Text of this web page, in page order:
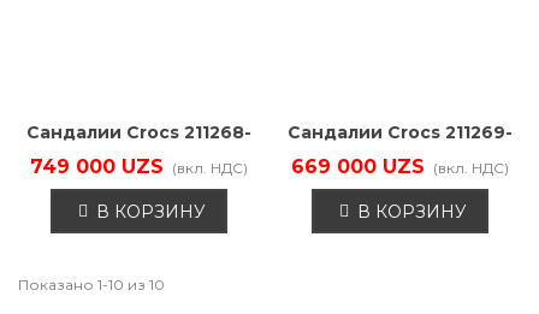
Сандалии Crocs 211268-
001
749 000 UZS (вкл. НДС)
В КОРЗИНУ
Сандалии Crocs 211269-
001
669 000 UZS (вкл. НДС)
В КОРЗИНУ
Показано 1-10 из 10